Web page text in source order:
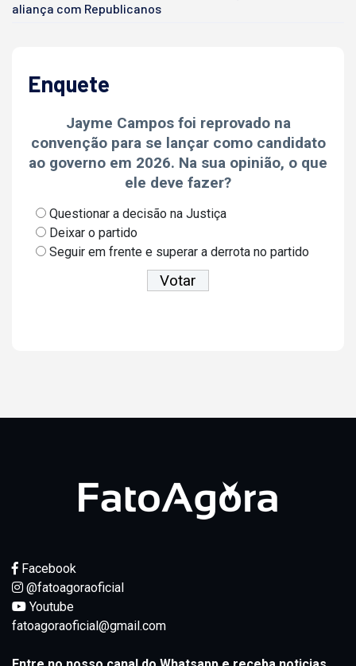
aliança com Republicanos
Enquete
Jayme Campos foi reprovado na
convenção para se lançar como candidato
ao governo em 2026. Na sua opinião, o que
ele deve fazer?
Questionar a decisão na Justiça
Deixar o partido
Seguir em frente e superar a derrota no partido
Facebook
@fatoagoraoficial
Youtube
fatoagoraoficial@gmail.com